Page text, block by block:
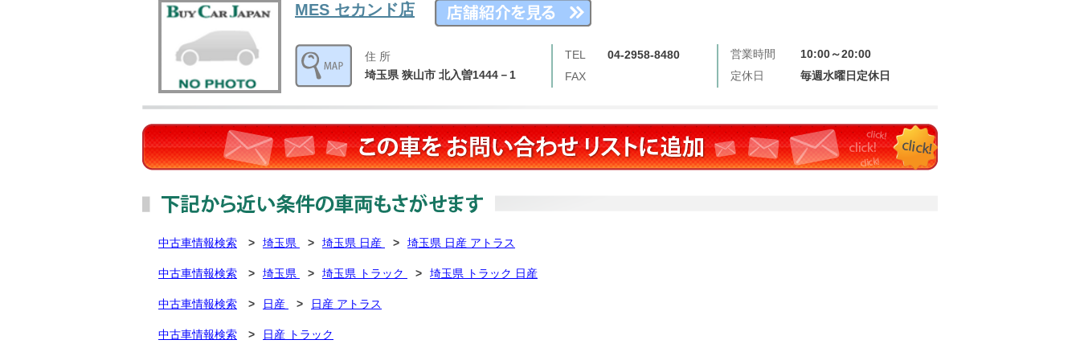
MES セカンド店
住 所
埼玉県 狭山市 北入曽1444－1
TEL 04-2958-8480 営業時間
10:00～20:00
FAX
定休日 毎週水曜日定休日
中古車情報検索 > 埼玉県 > 埼玉県 日産 > 埼玉県 日産 アトラス
中古車情報検索 > 埼玉県 > 埼玉県 トラック > 埼玉県 トラック 日産
中古車情報検索 > 日産 > 日産 アトラス
中古車情報検索 > 日産 トラック